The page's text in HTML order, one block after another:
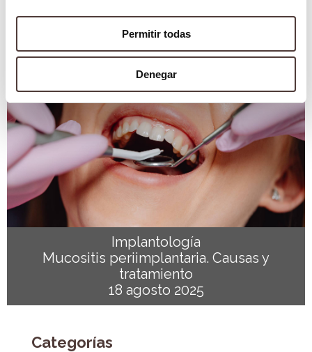
Permitir todas
Denegar
¿Cuáles son las partes del implante dental?
2 octubre 2025
Implantología
Mucositis periimplantaria. Causas y
tratamiento
18 agosto 2025
Categorías